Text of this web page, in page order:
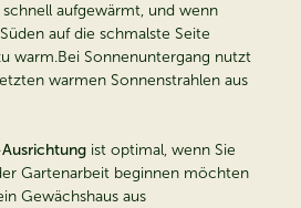
aufgewärmt, und wenn
auf die schmalste Seite
warm.Bei Sonnenuntergang nutzt
warmen Sonnenstrahlen aus
ist optimal, wenn Sie
Gartenarbeit beginnen möchten
Gewächshaus aus